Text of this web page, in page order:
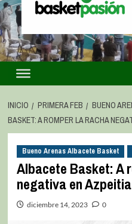
INICIO PRIMERA FEB BUENO
BASKET: A ROMPER LA RACHA
Bueno Arenas Albacete Basket
Albacete Basket: A
negativa en Azpeitia
diciembre 14, 2023 0